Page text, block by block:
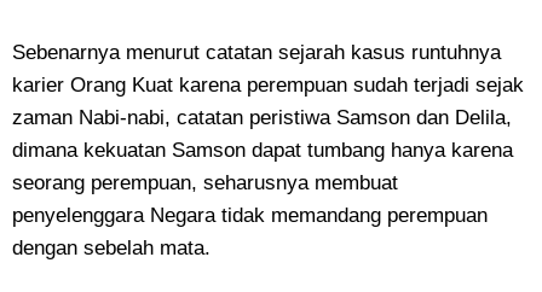
Sebenarnya menurut catatan sejarah kasus runtuhnya
karier Orang Kuat karena perempuan sudah terjadi sejak
zaman Nabi-nabi, catatan peristiwa Samson dan Delila,
dimana kekuatan Samson dapat tumbang hanya karena
seorang perempuan, seharusnya membuat
penyelenggara Negara tidak memandang perempuan
dengan sebelah mata.